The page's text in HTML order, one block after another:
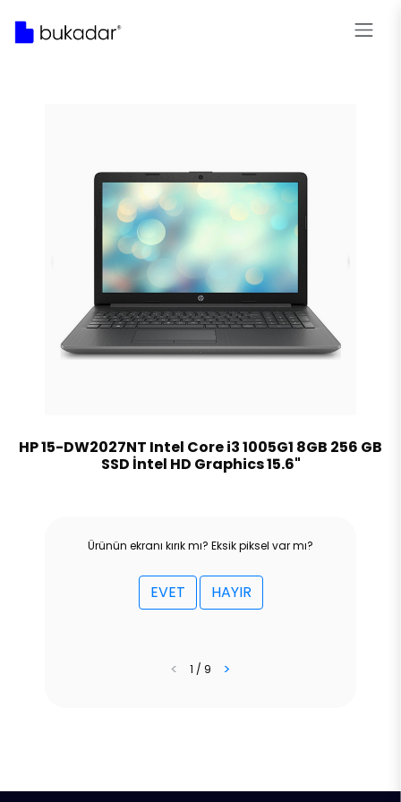
HP 15-DW2027NT Intel Core i3 1005G1 8GB 256 GB
SSD İntel HD Graphics 15.6"
Ürünün ekranı kırık mı? Eksik piksel var mı?
EVET HAYIR
< 1 / 9 >